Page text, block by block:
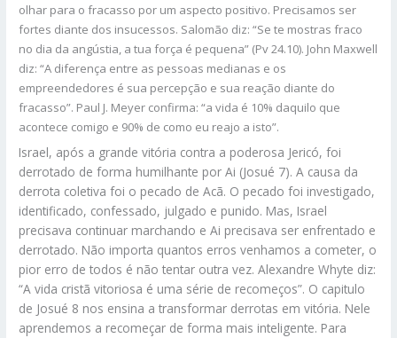
olhar para o fracasso por um aspecto positivo. Precisamos ser
fortes diante dos insucessos. Salomão diz: “Se te mostras fraco
no dia da angústia, a tua força é pequena” (Pv 24.10). John Maxwell
diz: “A diferença entre as pessoas medianas e os
empreendedores é sua percepção e sua reação diante do
fracasso”. Paul J. Meyer confirma: “a vida é 10% daquilo que
acontece comigo e 90% de como eu reajo a isto”.
Israel, após a grande vitória contra a poderosa Jericó, foi
derrotado de forma humilhante por Ai (Josué 7). A causa da
derrota coletiva foi o pecado de Acã. O pecado foi investigado,
identificado, confessado, julgado e punido. Mas, Israel
precisava continuar marchando e Ai precisava ser enfrentado e
derrotado. Não importa quantos erros venhamos a cometer, o
pior erro de todos é não tentar outra vez. Alexandre Whyte diz:
“A vida cristã vitoriosa é uma série de recomeços”. O capitulo
de Josué 8 nos ensina a transformar derrotas em vitória. Nele
aprendemos a recomeçar de forma mais inteligente. Para